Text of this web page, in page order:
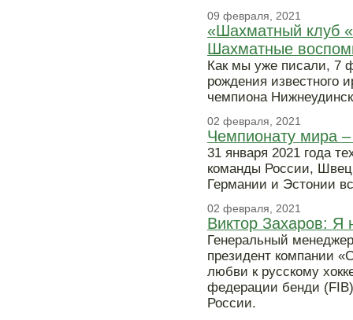
09 февраля, 2021
«Шахматный клуб
Шахматные
Как мы уже писали, 7
рождения известного
чемпиона
02 февраля, 2021
Чемпионату мира
31 января 2021 года
команды России,
Германии и Эстонии
02 февраля, 2021
Виктор Захаров: Я
Генеральный
президент компании
любви к русскому
федерации бенди
России.